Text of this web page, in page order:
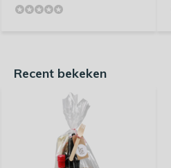
Recent bekeken